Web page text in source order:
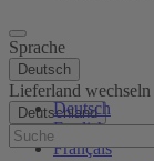
Sprache
Deutsch
Deutsch
English
Français
Lieferland wechseln
Deutschland
Hilfe